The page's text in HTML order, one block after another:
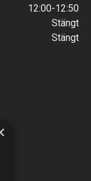
12:00-12:50
Stängt
Stängt